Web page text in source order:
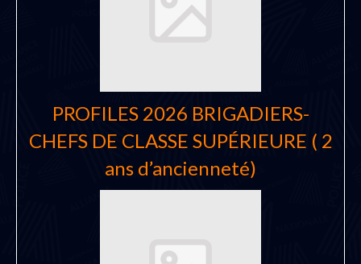
PROFILES 2026 BRIGADIERS-
CHEFS DE CLASSE SUPÉRIEURE ( 2
ans d’ancienneté)